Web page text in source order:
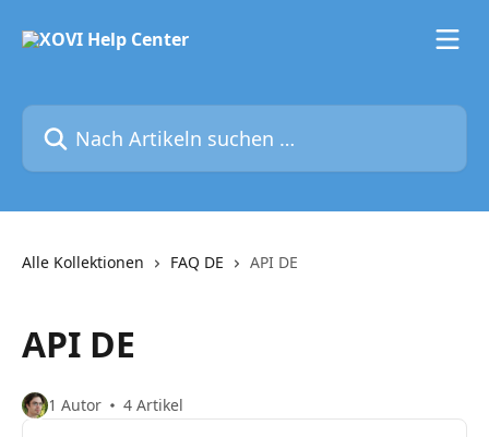
Nach Artikeln suchen …
Alle Kollektionen FAQ DE API DE
API DE
1 Autor 4 Artikel